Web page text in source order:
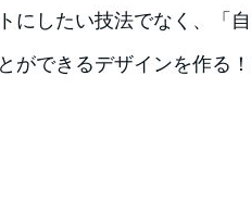
にしたい技法でなく、「
ができるデザインを作る